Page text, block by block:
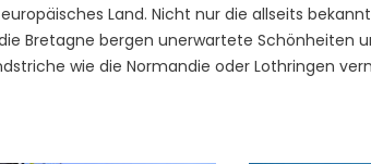
Land. Nicht nur die allseits
Bretagne bergen unerwartete Schönheiten
wie die Normandie oder Lothringen